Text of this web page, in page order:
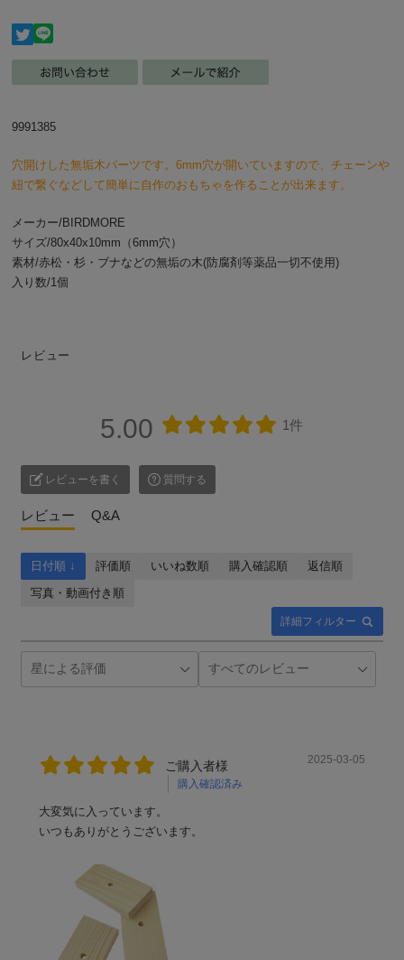
9991385
穴開けした無垢木パーツです。6mm穴が開いていますので、チェーンや
紐で繋ぐなどして簡単に自作のおもちゃを作ることが出来ます。
メーカー/BIRDMORE
サイズ/80x40x10mm（6mm穴）
素材/赤松・杉・ブナなどの無垢の木(防腐剤等薬品一切不使用)
入り数/1個
レビュー
5.00 1件
レビューを書く 質問する
レビュー Q&A
詳細フィルター
日付順 ↓ 評価順 いいね数順 購入確認順
返信順
写真・動画付き順
ご購入者様
購入確認済み
2025-03-05
大変気に入っています。
いつもありがとうございます。